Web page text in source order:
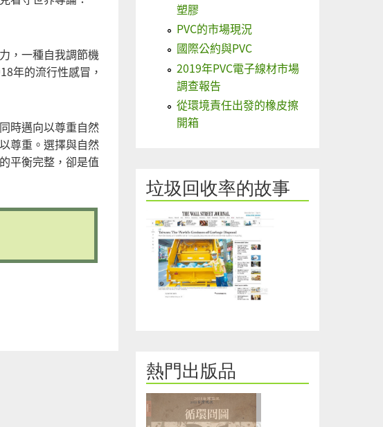
，一種自我調節機
年的流行性感冒，
時邁向以尊重自然
尊重。選擇與自然
平衡完整，卻是值
塑膠
PVC的市場現況
國際公約與PVC
2019年PVC電子線材市場
調查報告
從環境責任出發的橡皮擦
開箱
垃圾回收率的故事
熱門出版品